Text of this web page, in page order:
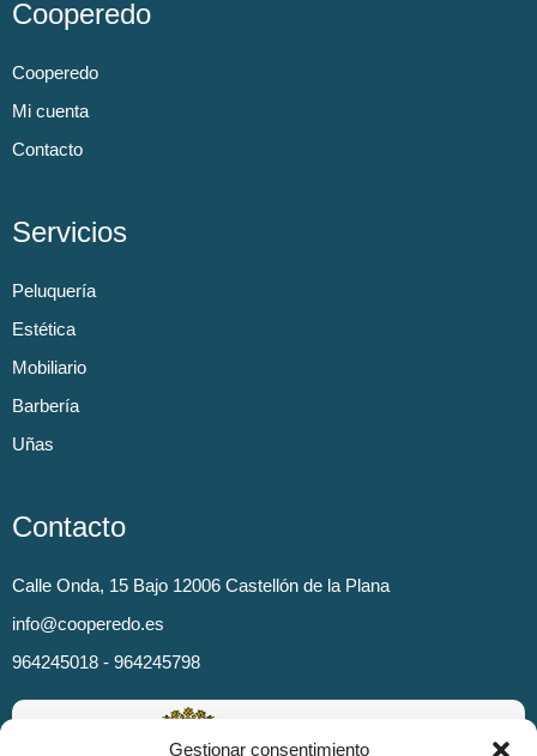
Gestionar consentimiento
Cooperedo
Cooperedo
Mi cuenta
Contacto
Servicios
Peluquería
Estética
Mobiliario
Barbería
Uñas
Contacto
Calle Onda, 15 Bajo 12006 Castellón de la Plana
info@cooperedo.es
964245018 - 964245798